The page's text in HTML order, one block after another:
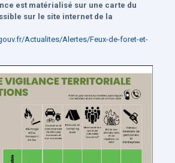
est matérialisé sur une carte du
sur le site internet de la
Actualites/Alertes/Feux-de-foret-et-